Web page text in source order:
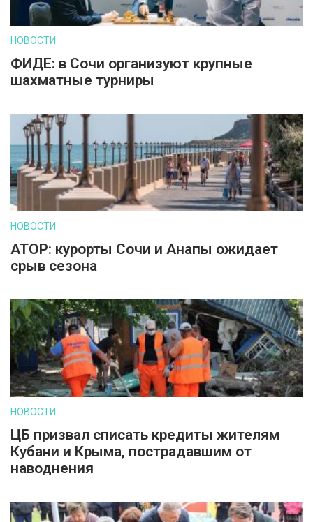
НОВОСТИ
ФИДЕ: в Сочи организуют крупные
шахматные турниры
НОВОСТИ
АТОР: курорты Сочи и Анапы ожидает
срыв сезона
НОВОСТИ
ЦБ призвал списать кредиты жителям
Кубани и Крыма, пострадавшим от
наводнения